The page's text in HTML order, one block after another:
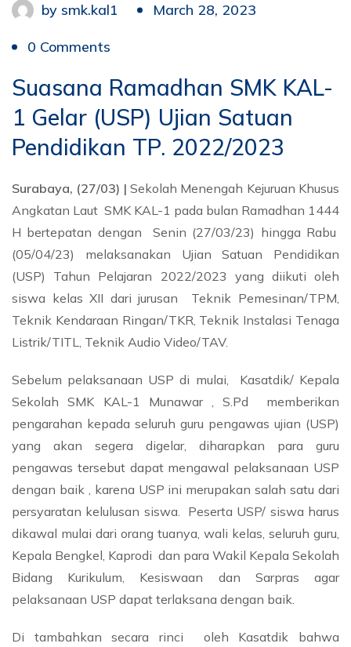
by smk.kal1 March 28, 2023
0 Comments
Suasana Ramadhan SMK KAL-
1 Gelar (USP) Ujian Satuan
Pendidikan TP. 2022/2023
Surabaya, (27/03) | Sekolah Menengah Kejuruan Khusus
Angkatan Laut SMK KAL-1 pada bulan Ramadhan 1444
H bertepatan dengan Senin (27/03/23) hingga Rabu
(05/04/23) melaksanakan Ujian Satuan Pendidikan
(USP) Tahun Pelajaran 2022/2023 yang diikuti oleh
siswa kelas XII dari jurusan Teknik Pemesinan/TPM,
Teknik Kendaraan Ringan/TKR, Teknik Instalasi Tenaga
Listrik/TITL, Teknik Audio Video/TAV.
Sebelum pelaksanaan USP di mulai, Kasatdik/ Kepala
Sekolah SMK KAL-1 Munawar , S.Pd memberikan
pengarahan kepada seluruh guru pengawas ujian (USP)
yang akan segera digelar, diharapkan para guru
pengawas tersebut dapat mengawal pelaksanaan USP
dengan baik , karena USP ini merupakan salah satu dari
persyaratan kelulusan siswa. Peserta USP/ siswa harus
dikawal mulai dari orang tuanya, wali kelas, seluruh guru,
Kepala Bengkel, Kaprodi dan para Wakil Kepala Sekolah
Bidang Kurikulum, Kesiswaan dan Sarpras agar
pelaksanaan USP dapat terlaksana dengan baik.
Di tambahkan secara rinci oleh Kasatdik bahwa